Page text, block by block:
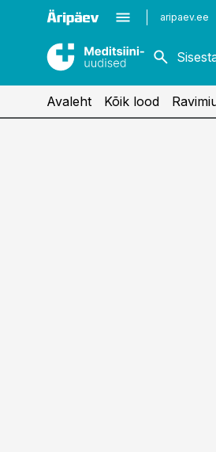
aripaev.ee
Kirurgia
Naistehaigused
Avaleht Kõik lood